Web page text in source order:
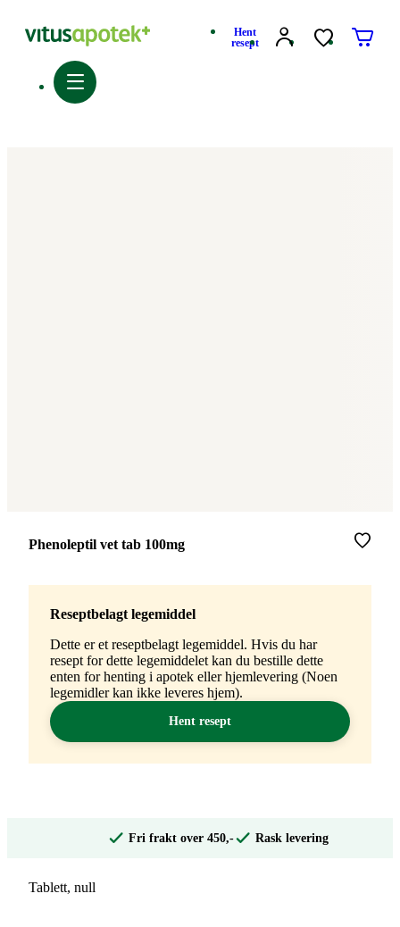
Hent
resept
Merke:
Phenoleptil vet tab 100mg
Reseptbelagt legemiddel
Dette er et reseptbelagt legemiddel. Hvis du har
resept for dette legemiddelet kan du bestille dette
enten for henting i apotek eller hjemlevering (Noen
legemidler kan ikke leveres hjem).
Hent resept
Fri frakt over 450,- Rask levering
Tablett, null